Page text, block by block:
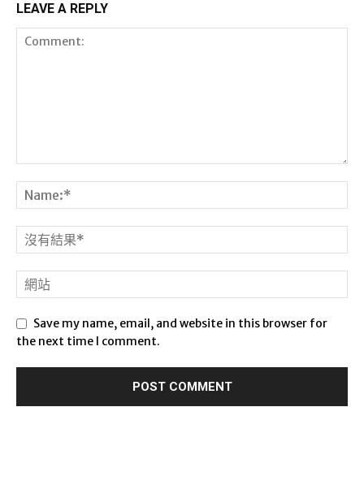
LEAVE A REPLY
Save my name, email, and website in this browser for
the next time I comment.